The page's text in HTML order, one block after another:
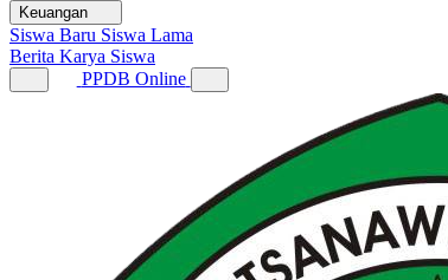
Keuangan
Siswa Baru Siswa Lama
Berita Karya Siswa
PPDB Online